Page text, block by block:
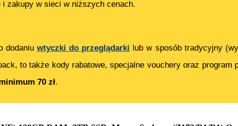
i zakupy w sieci w niższych cenach.
dodaniu wtyczki do przeglądarki lub w sposób tradycyjny
to także kody rabatowe, specjalne vouchery oraz program
70 zł.